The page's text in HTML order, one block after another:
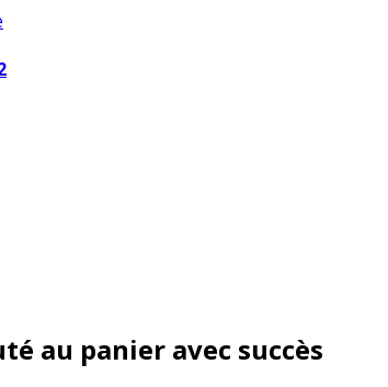
au panier avec succès